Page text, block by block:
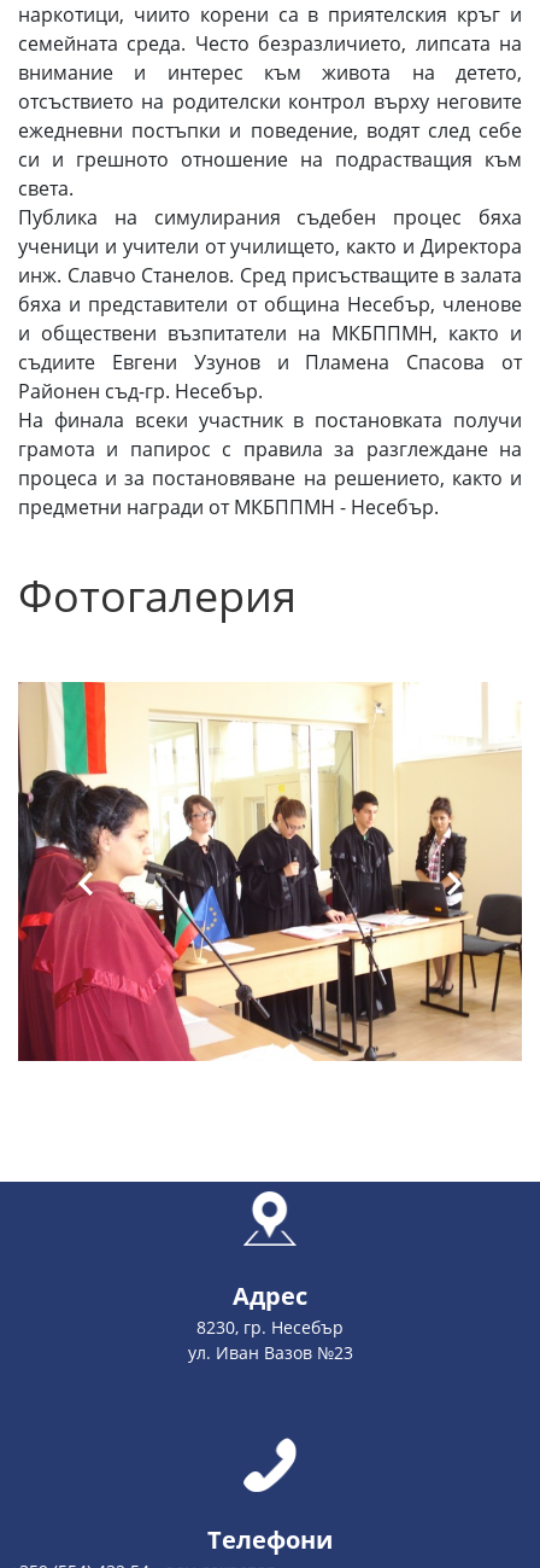
наркотици, чиито корени са в приятелския кръг и
семейната среда. Често безразличието, липсата на
внимание и интерес към живота на детето,
отсъствието на родителски контрол върху неговите
ежедневни постъпки и поведение, водят след себе
си и грешното отношение на подрастващия към
света.
Публика на симулирания съдебен процес бяха
ученици и учители от училището, както и Директора
инж. Славчо Станелов. Сред присъстващите в залата
бяха и представители от община Несебър, членове
и обществени възпитатели на МКБППМН, както и
съдиите Евгени Узунов и Пламена Спасова от
Районен съд-гр. Несебър.
На финала всеки участник в постановката получи
грамота и папирос с правила за разглеждане на
процеса и за постановяване на решението, както и
предметни награди от МКБППМН - Несебър.
Фотогалерия
Адрес
8230, гр. Несебър
ул. Иван Вазов №23
Телефони